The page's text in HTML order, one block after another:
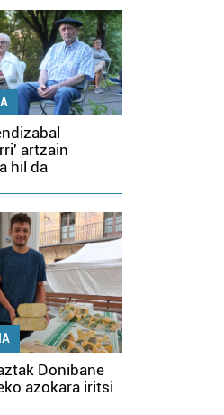
artzain
hil da
Donibane
azokara iritsi